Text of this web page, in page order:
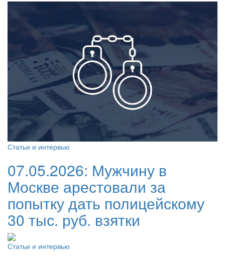
Статьи и интервью
07.05.2026: Мужчину в
Москве арестовали за
попытку дать полицейскому
30 тыс. руб. взятки
Статьи и интервью